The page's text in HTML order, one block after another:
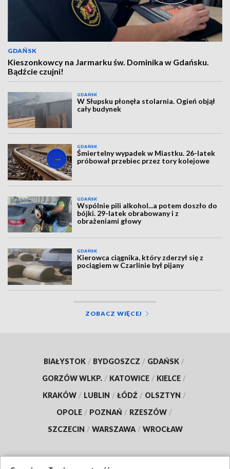
GDAŃSK
Kieszonkowcy na Jarmarku św. Dominika w Gdańsku.
Bądźcie czujni!
GDAŃSK
W Słupsku płonęła stolarnia. Ogień objął
cały budynek
GDAŃSK
Śmiertelny wypadek w Miastku. 26-latek
próbował przebiec przez tory kolejowe
GDAŃSK
Wspólnie pili alkohol...a potem doszło do
bójki. 29-latek obrabowany i z
obrażeniami głowy
GDAŃSK
Kierowca ciągnika, który zderzył się z
pociągiem w Czarlinie był pijany
ZOBACZ WIĘCEJ
BIAŁYSTOK / BYDGOSZCZ / GDAŃSK /
GORZÓW WLKP. / KATOWICE / KIELCE /
KRAKÓW / LUBLIN / ŁÓDŹ / OLSZTYN /
OPOLE / POZNAŃ / RZESZÓW /
SZCZECIN / WARSZAWA / WROCŁAW